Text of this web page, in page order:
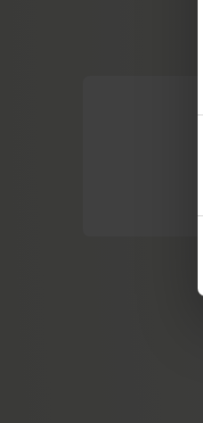
EXPOSICIÓ
Del 29